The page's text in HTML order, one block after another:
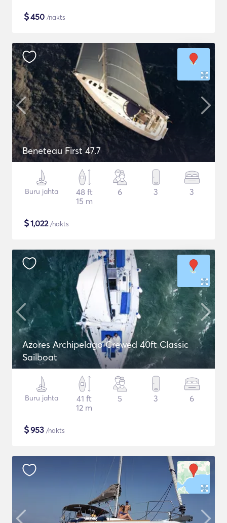
$450 /nakts
Beneteau First 47.7
Buru jahta
48 ft
15 m
6 3 3
$1,022/nakts
Azores Archipelago Crewed 40ft Classic
Sailboat
Buru jahta
41 ft
12 m
5 3 6
$953 /nakts